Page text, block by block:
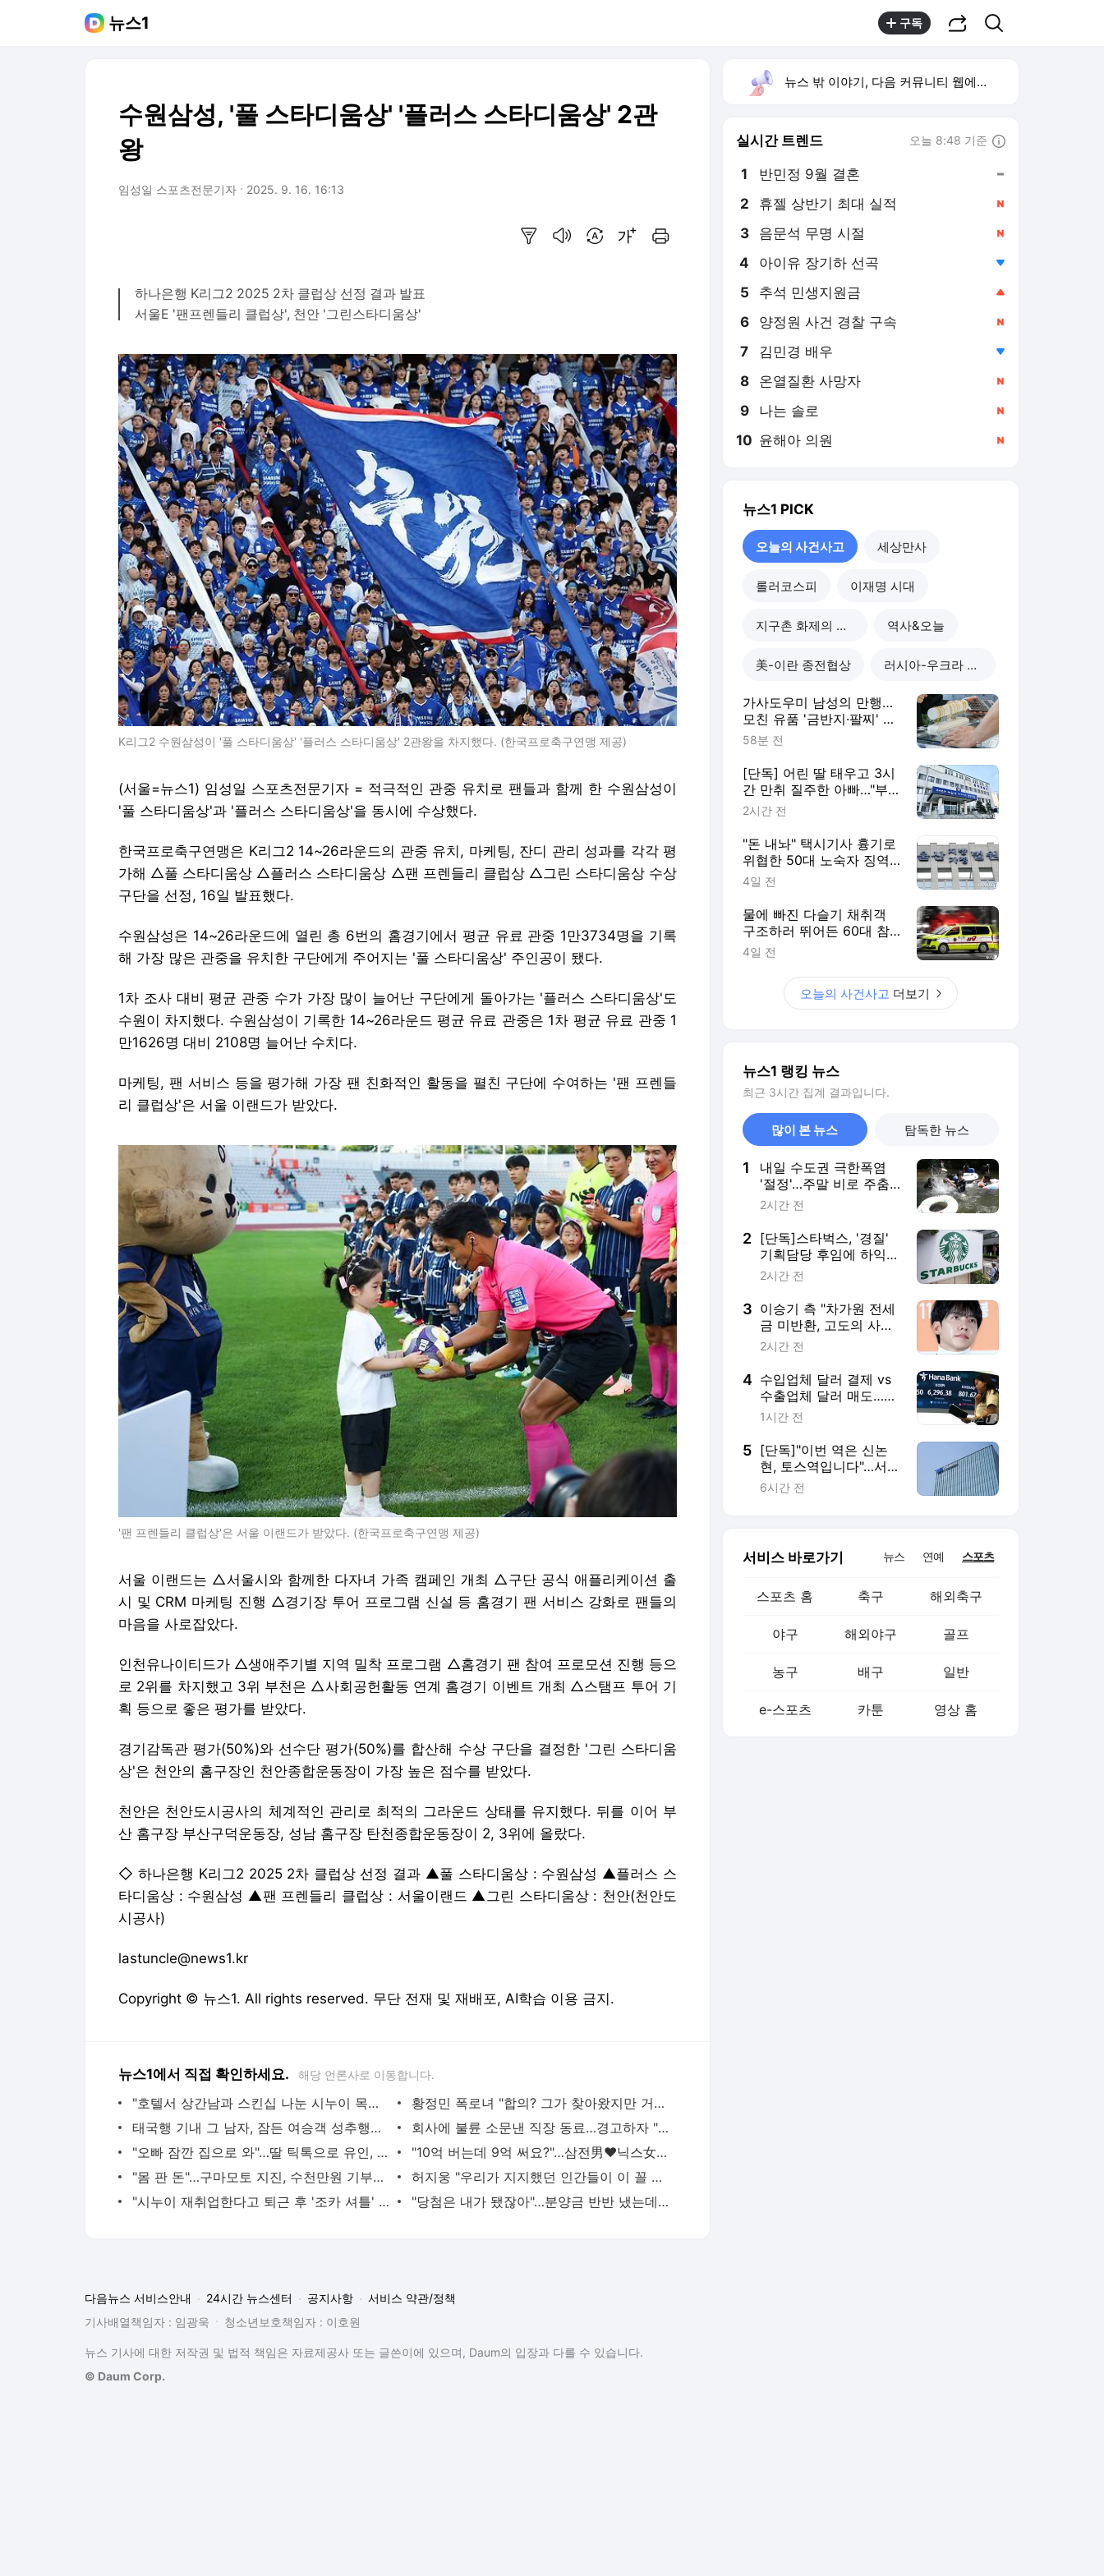
뉴스1 구독
수원삼성, '풀 스타디움상' '플러스 스타디움상' 2관
왕
임성일 스포츠전문기자 2025. 9. 16. 16:13
하나은행 K리그2 2025 2차 클럽상 선정 결과 발표
서울E '팬프렌들리 클럽상', 천안 '그린스타디움상'
K리그2 수원삼성이 '풀 스타디움상' '플러스 스타디움상' 2관왕을 차지했다. (한국프로축구연맹 제공)
(서울=뉴스1) 임성일 스포츠전문기자 = 적극적인 관중 유치로 팬들과 함께 한 수원삼성이
'풀 스타디움상'과 '플러스 스타디움상'을 동시에 수상했다.
한국프로축구연맹은 K리그2 14~26라운드의 관중 유치, 마케팅, 잔디 관리 성과를 각각 평
가해 △풀 스타디움상 △플러스 스타디움상 △팬 프렌들리 클럽상 △그린 스타디움상 수상
구단을 선정, 16일 발표했다.
수원삼성은 14~26라운드에 열린 총 6번의 홈경기에서 평균 유료 관중 1만3734명을 기록
해 가장 많은 관중을 유치한 구단에게 주어지는 '풀 스타디움상' 주인공이 됐다.
1차 조사 대비 평균 관중 수가 가장 많이 늘어난 구단에게 돌아가는 '플러스 스타디움상'도
수원이 차지했다. 수원삼성이 기록한 14~26라운드 평균 유료 관중은 1차 평균 유료 관중 1
만1626명 대비 2108명 늘어난 수치다.
마케팅, 팬 서비스 등을 평가해 가장 팬 친화적인 활동을 펼친 구단에 수여하는 '팬 프렌들
리 클럽상'은 서울 이랜드가 받았다.
'팬 프렌들리 클럽상'은 서울 이랜드가 받았다. (한국프로축구연맹 제공)
서울 이랜드는 △서울시와 함께한 다자녀 가족 캠페인 개최 △구단 공식 애플리케이션 출
시 및 CRM 마케팅 진행 △경기장 투어 프로그램 신설 등 홈경기 팬 서비스 강화로 팬들의
마음을 사로잡았다.
인천유나이티드가 △생애주기별 지역 밀착 프로그램 △홈경기 팬 참여 프로모션 진행 등으
로 2위를 차지했고 3위 부천은 △사회공헌활동 연계 홈경기 이벤트 개최 △스탬프 투어 기
획 등으로 좋은 평가를 받았다.
경기감독관 평가(50%)와 선수단 평가(50%)를 합산해 수상 구단을 결정한 '그린 스타디움
상'은 천안의 홈구장인 천안종합운동장이 가장 높은 점수를 받았다.
천안은 천안도시공사의 체계적인 관리로 최적의 그라운드 상태를 유지했다. 뒤를 이어 부
산 홈구장 부산구덕운동장, 성남 홈구장 탄천종합운동장이 2, 3위에 올랐다.
◇ 하나은행 K리그2 2025 2차 클럽상 선정 결과 ▲풀 스타디움상 : 수원삼성 ▲플러스 스
타디움상 : 수원삼성 ▲팬 프렌들리 클럽상 : 서울이랜드 ▲그린 스타디움상 : 천안(천안도
시공사)
lastuncle@news1.kr
Copyright © 뉴스1. All rights reserved. 무단 전재 및 재배포, AI학습 이용 금지.
뉴스1에서 직접 확인하세요. 해당 언론사로 이동합니다.
"호텔서 상간남과 스킨십 나눈 시누이 목격…제 남편이 입 다물라 하네요"
황정민 폭로녀 "합의? 그가 찾아왔지만 거절…허위 주장 다 밝힐 수 있다"
태국행 기내 그 남자, 잠든 여승객 성추행…"바지에 체액까지 묻었다"
회사에 불륜 소문낸 직장 동료…경고하자 "사모님께도 말씀드리겠다"
"오빠 잠깐 집으로 와"…딸 틱톡으로 유인, 성폭행 복수한 아빠
"10억 버는데 9억 써요?"…삼전男♥닉스女 3:3 단체소개팅 예능 화제
"몸 판 돈"…구마모토 지진, 수천만원 기부하고 비난받은 성인물 배우
허지웅 "우리가 지지했던 인간들이 이 꼴 만들어"…형소법 개정안에 발끈
"시누이 재취업한다고 퇴근 후 '조카 셔틀' 하라는 남편…이게 맞나요?"
"당첨은 내가 됐잖아"…분양금 반반 냈는데 '차익은 내 몫' 주장한 남편
뉴스 밖 이야기, 다음 커뮤니티 웹에서 보기
실시간 트렌드 오늘 8:48 기준
1 반민정 9월 결혼
2 휴젤 상반기 최대 실적
3 음문석 무명 시절
4 아이유 장기하 선곡
5 추석 민생지원금
6 양정원 사건 경찰 구속
7 김민경 배우
8 온열질환 사망자
9 나는 솔로
10 윤해아 의원
뉴스1 PICK
오늘의 사건사고 세상만사
롤러코스피 이재명 시대
지구촌 화제의 뉴스 역사&오늘
美-이란 종전협상 러시아-우크라 전쟁
가사도우미 남성의 만행…
모친 유품 '금반지·팔찌' 녹
여 팔았다
58분 전
[단독] 어린 딸 태우고 3시
간 만취 질주한 아빠…"부
부싸움 뒤 홧김에"
2시간 전
"돈 내놔" 택시기사 흉기로
위협한 50대 노숙자 징역
2년
4일 전
물에 빠진 다슬기 채취객
구조하러 뛰어든 60대 참
변…익수자는 회복
4일 전
오늘의 사건사고 더보기
뉴스1 랭킹 뉴스
최근 3시간 집계 결과입니다.
많이 본 뉴스 탐독한 뉴스
1
내일 수도권 극한폭염
'절정'…주말 비로 주춤,
다음주도 36도 '찜통'
2시간 전
2 [단독]스타벅스, '경질'
기획담당 후임에 하익성
상무…전직 임원 재영입
2시간 전
3 이승기 측 "차가원 전세
금 미반환, 고도의 사기
수법…엄벌 대응"
2시간 전
4 수입업체 달러 결제 vs
수출업체 달러 매도…환
율 1420원대 공방(종합)
1시간 전
5 [단독]"이번 역은 신논
현, 토스역입니다"…서울
지하철에 토스 이름 새
6시간 전
서비스 바로가기 뉴스 연예 스포츠
스포츠 홈 축구 해외축구
야구 해외야구 골프
농구 배구 일반
e-스포츠 카툰 영상 홈
다음뉴스 서비스안내 24시간 뉴스센터 공지사항
서비스 약관/정책
기사배열책임자 : 임광욱
청소년보호책임자 : 이호원
뉴스 기사에 대한 저작권 및 법적 책임은 자료제공사 또는 글쓴이에 있으며, Daum의 입장과 다를 수 있습니다.
© Daum Corp.